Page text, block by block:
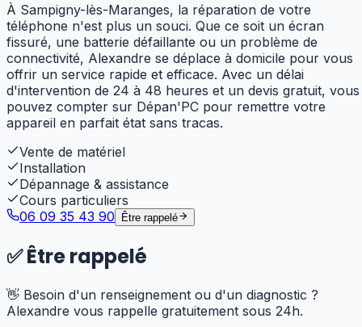
À Sampigny-lès-Maranges, la réparation de votre
téléphone n'est plus un souci. Que ce soit un écran
fissuré, une batterie défaillante ou un problème de
connectivité, Alexandre se déplace à domicile pour vous
offrir un service rapide et efficace. Avec un délai
d'intervention de 24 à 48 heures et un devis gratuit, vous
pouvez compter sur Dépan'PC pour remettre votre
appareil en parfait état sans tracas.
Vente de matériel
Installation
Dépannage & assistance
Cours particuliers
06 09 35 43 90
Être rappelé
✅Être rappelé
👋 Besoin d'un renseignement ou d'un diagnostic ?
Alexandre vous rappelle gratuitement sous 24h.